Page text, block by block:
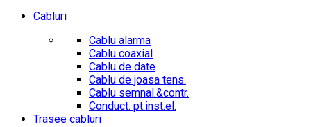
Cabluri
Cablu alarma
Cablu coaxial
Cablu de date
Cablu de joasa tens.
Cablu semnal.&contr.
Conduct. pt.inst.el.
Trasee cabluri